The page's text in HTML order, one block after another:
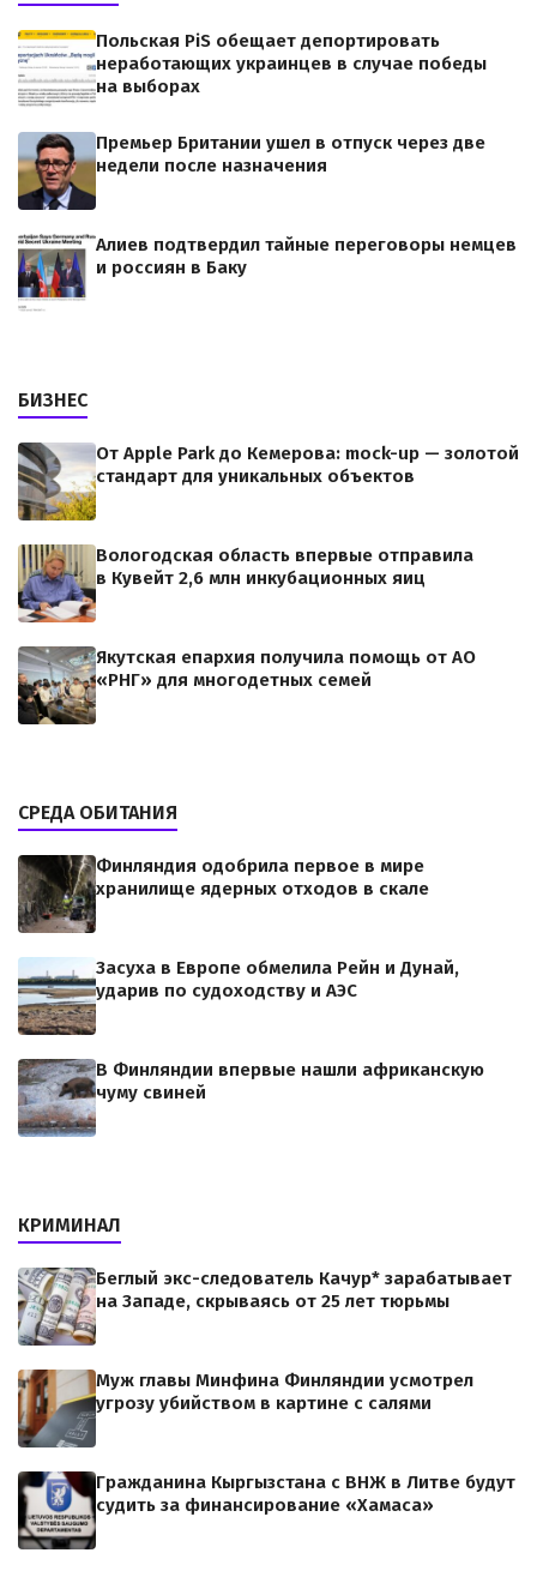
Польская PiS обещает депортировать
неработающих украинцев в случае победы
на выборах
Премьер Британии ушел в отпуск через две
недели после назначения
Алиев подтвердил тайные переговоры немцев
и россиян в Баку
БИЗНЕС
От Apple Park до Кемерова: mock-up — золотой
стандарт для уникальных объектов
Вологодская область впервые отправила
в Кувейт 2,6 млн инкубационных яиц
Якутская епархия получила помощь от АО
«РНГ» для многодетных семей
СРЕДА ОБИТАНИЯ
Финляндия одобрила первое в мире
хранилище ядерных отходов в скале
Засуха в Европе обмелила Рейн и Дунай,
ударив по судоходству и АЭС
В Финляндии впервые нашли африканскую
чуму свиней
КРИМИНАЛ
Беглый экс-следователь Качур* зарабатывает
на Западе, скрываясь от 25 лет тюрьмы
Муж главы Минфина Финляндии усмотрел
угрозу убийством в картине с салями
Гражданина Кыргызстана с ВНЖ в Литве будут
судить за финансирование «Хамаса»